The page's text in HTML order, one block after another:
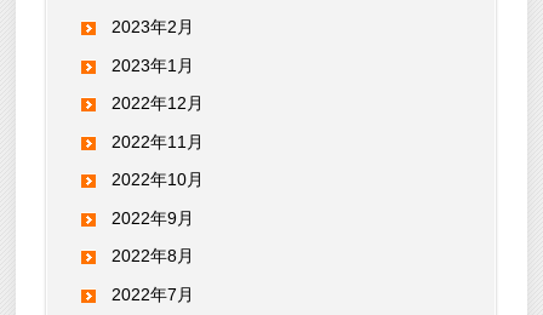
2023年2月
2023年1月
2022年12月
2022年11月
2022年10月
2022年9月
2022年8月
2022年7月